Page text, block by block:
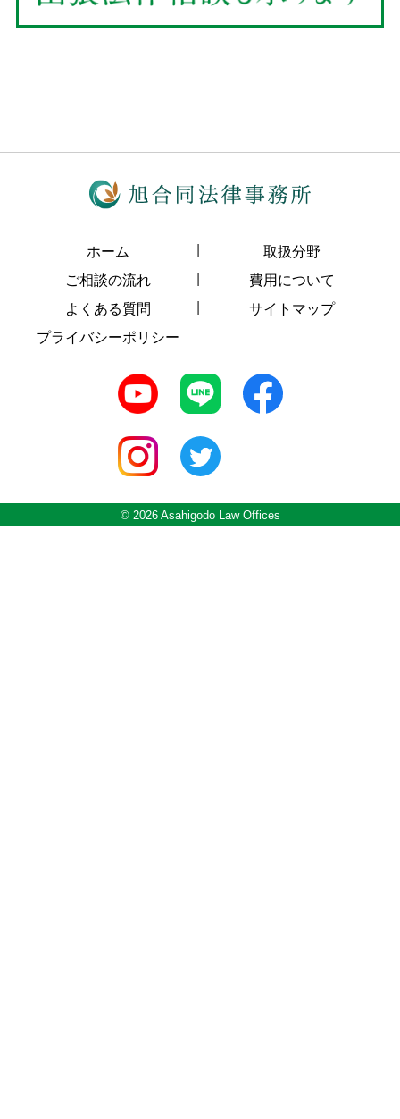
ホーム
取扱分野
ご相談の流れ
費用について
よくある質問
サイトマップ
プライバシーポリシー
© 2026 Asahigodo Law Offices